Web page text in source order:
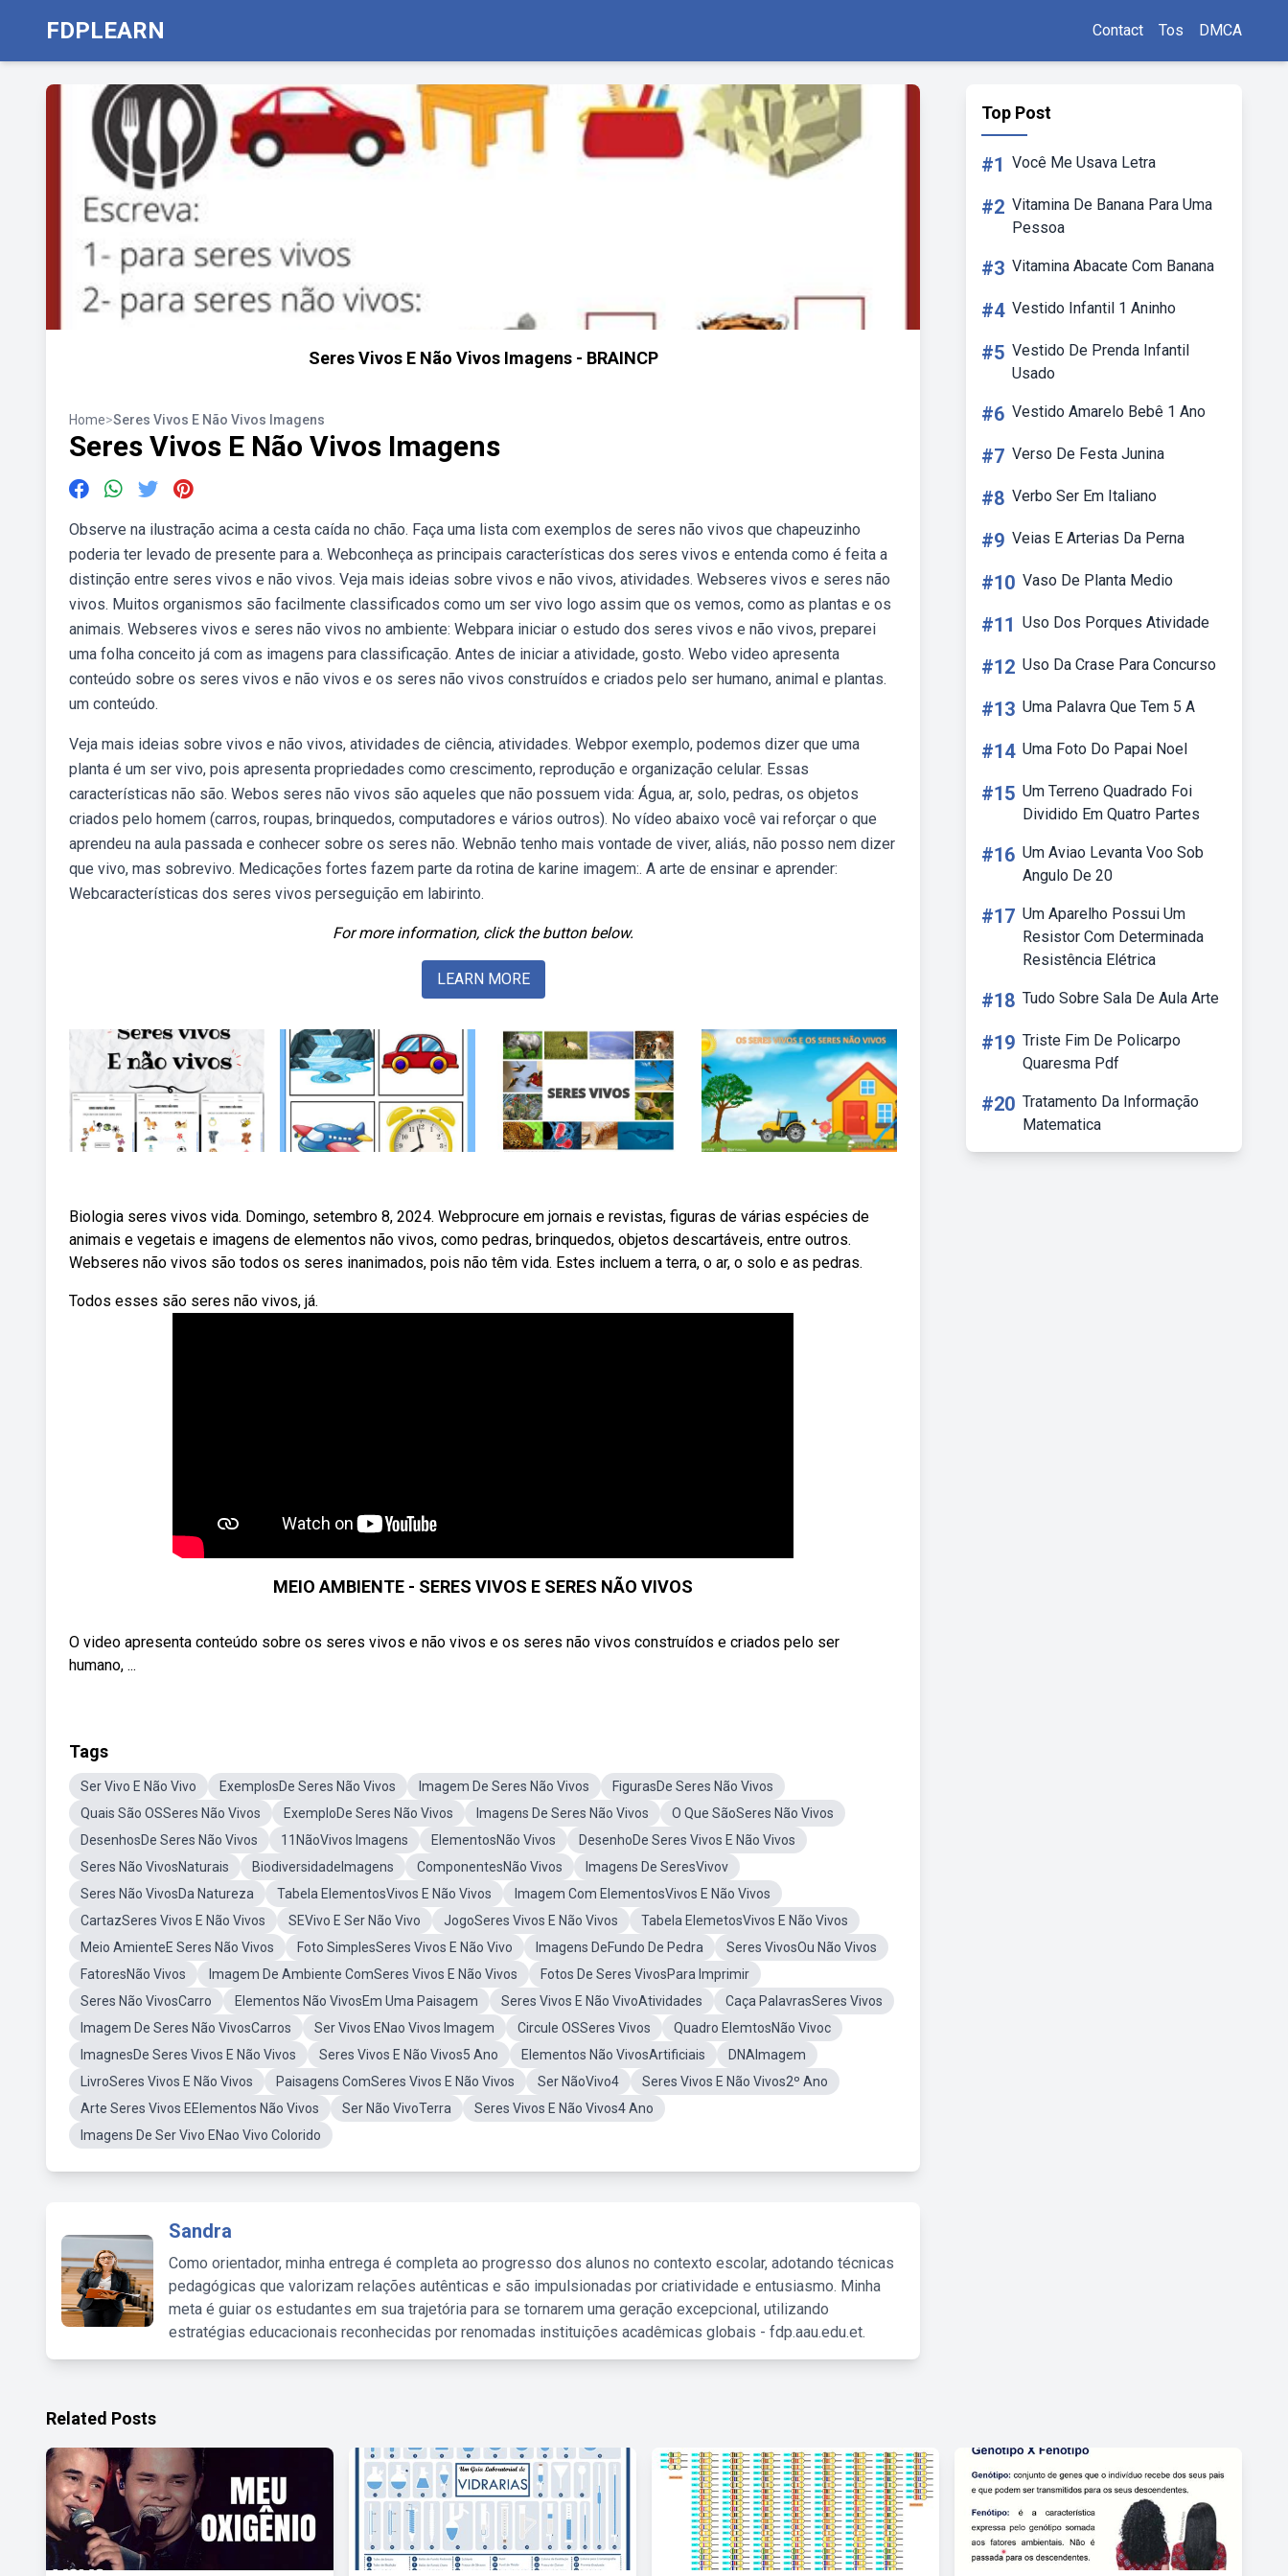
FDPLEARN Contact Tos DMCA
Seres Vivos E Não Vivos Imagens - BRAINCP
Home>Seres Vivos E Não Vivos Imagens
Seres Vivos E Não Vivos Imagens
Observe na ilustração acima a cesta caída no chão. Faça uma lista com exemplos de seres não vivos que chapeuzinho
poderia ter levado de presente para a. Webconheça as principais características dos seres vivos e entenda como é feita a
distinção entre seres vivos e não vivos. Veja mais ideias sobre vivos e não vivos, atividades. Webseres vivos e seres não
vivos. Muitos organismos são facilmente classificados como um ser vivo logo assim que os vemos, como as plantas e os
animais. Webseres vivos e seres não vivos no ambiente: Webpara iniciar o estudo dos seres vivos e não vivos, preparei
uma folha conceito já com as imagens para classificação. Antes de iniciar a atividade, gosto. Webo video apresenta
conteúdo sobre os seres vivos e não vivos e os seres não vivos construídos e criados pelo ser humano, animal e plantas.
um conteúdo.
Veja mais ideias sobre vivos e não vivos, atividades de ciência, atividades. Webpor exemplo, podemos dizer que uma
planta é um ser vivo, pois apresenta propriedades como crescimento, reprodução e organização celular. Essas
características não são. Webos seres não vivos são aqueles que não possuem vida: Água, ar, solo, pedras, os objetos
criados pelo homem (carros, roupas, brinquedos, computadores e vários outros). No vídeo abaixo você vai reforçar o que
aprendeu na aula passada e conhecer sobre os seres não. Webnão tenho mais vontade de viver, aliás, não posso nem dizer
que vivo, mas sobrevivo. Medicações fortes fazem parte da rotina de karine imagem:. A arte de ensinar e aprender:
Webcaracterísticas dos seres vivos perseguição em labirinto.
For more information, click the button below.
LEARN MORE
Biologia seres vivos vida. Domingo, setembro 8, 2024. Webprocure em jornais e revistas, figuras de várias espécies de
animais e vegetais e imagens de elementos não vivos, como pedras, brinquedos, objetos descartáveis, entre outros.
Webseres não vivos são todos os seres inanimados, pois não têm vida. Estes incluem a terra, o ar, o solo e as pedras.
Todos esses são seres não vivos, já.
MEIO AMBIENTE - SERES VIVOS E SERES NÃO VIVOS
O video apresenta conteúdo sobre os seres vivos e não vivos e os seres não vivos construídos e criados pelo ser
humano, ...
Tags
Ser Vivo E Não Vivo ExemplosDe Seres Não Vivos Imagem De Seres Não Vivos
FigurasDe Seres Não Vivos
Quais São OSSeres Não Vivos
ExemploDe Seres Não Vivos Imagens De Seres Não Vivos
O Que SãoSeres Não Vivos
DesenhosDe Seres Não Vivos
11NãoVivos Imagens ElementosNão Vivos
DesenhoDe Seres Vivos E Não Vivos
Seres Não VivosNaturais
BiodiversidadeImagens ComponentesNão Vivos
Imagens De SeresVivov
Seres Não VivosDa Natureza
Tabela ElementosVivos E Não Vivos
Imagem Com ElementosVivos E Não Vivos
CartazSeres Vivos E Não Vivos
SEVivo E Ser Não Vivo JogoSeres Vivos E Não Vivos
Tabela ElemetosVivos E Não Vivos
Meio AmienteE Seres Não Vivos
Foto SimplesSeres Vivos E Não Vivo Imagens DeFundo De Pedra
Seres VivosOu Não Vivos
FatoresNão Vivos
Imagem De Ambiente ComSeres Vivos E Não Vivos
Fotos De Seres VivosPara Imprimir
Seres Não VivosCarro
Elementos Não VivosEm Uma Paisagem Seres Vivos E Não VivoAtividades
Caça PalavrasSeres Vivos
Imagem De Seres Não VivosCarros
Ser Vivos ENao Vivos Imagem Circule OSSeres Vivos
Quadro ElemtosNão Vivoc
ImagnesDe Seres Vivos E Não Vivos
Seres Vivos E Não Vivos5 Ano Elementos Não VivosArtificiais
DNAImagem
LivroSeres Vivos E Não Vivos
Paisagens ComSeres Vivos E Não Vivos Ser NãoVivo4
Seres Vivos E Não Vivos2º Ano
Arte Seres Vivos EElementos Não Vivos
Ser Não VivoTerra
Seres Vivos E Não Vivos4 Ano
Imagens De Ser Vivo ENao Vivo Colorido
Sandra
Como orientador, minha entrega é completa ao progresso dos alunos no contexto escolar, adotando técnicas
pedagógicas que valorizam relações autênticas e são impulsionadas por criatividade e entusiasmo. Minha
meta é guiar os estudantes em sua trajetória para se tornarem uma geração excepcional, utilizando
estratégias educacionais reconhecidas por renomadas instituições acadêmicas globais - fdp.aau.edu.et.
Top Post
#1 Você Me Usava Letra
#2 Vitamina De Banana Para Uma
Pessoa
#3 Vitamina Abacate Com Banana
#4 Vestido Infantil 1 Aninho
#5 Vestido De Prenda Infantil
Usado
#6 Vestido Amarelo Bebê 1 Ano
#7 Verso De Festa Junina
#8 Verbo Ser Em Italiano
#9 Veias E Arterias Da Perna
#10 Vaso De Planta Medio
#11 Uso Dos Porques Atividade
#12 Uso Da Crase Para Concurso
#13 Uma Palavra Que Tem 5 A
#14 Uma Foto Do Papai Noel
#15 Um Terreno Quadrado Foi
Dividido Em Quatro Partes
#16 Um Aviao Levanta Voo Sob
Angulo De 20
#17 Um Aparelho Possui Um
Resistor Com Determinada
Resistência Elétrica
#18 Tudo Sobre Sala De Aula Arte
#19 Triste Fim De Policarpo
Quaresma Pdf
#20 Tratamento Da Informação
Matematica
Related Posts